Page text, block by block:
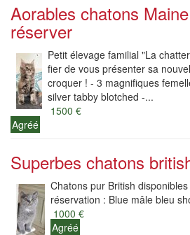
Aorables chatons
réserver
Petit élevage familial "La
fier de vous présenter sa
croquer ! - 3 magnifiques
silver tabby blotched -...
1500 €
Agréé
Superbes chatons
Chatons pur British
réservation : Blue mâle bleu
1000 €
Agréé